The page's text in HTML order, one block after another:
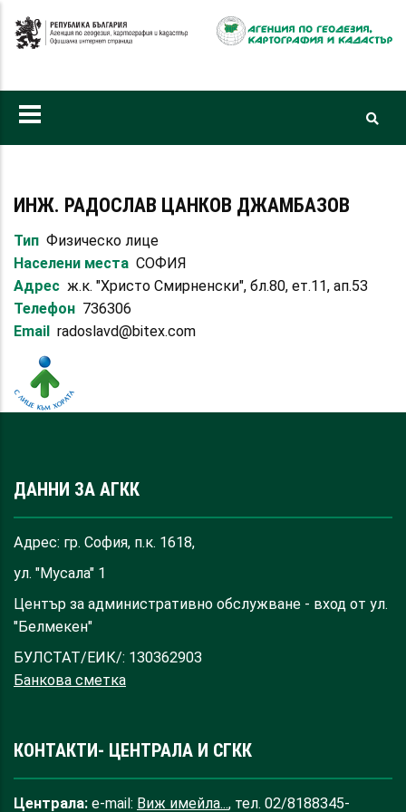
към
ИНЖ. РАДОСЛАВ ЦАНКОВ ДЖАМБАЗОВ
Тип Физическо лице
Населени места СОФИЯ
Адрес ж.к. "Христо Смирненски", бл.80, ет.11, ап.53
Телефон 736306
Email
radoslavd@bitex.com
ДАННИ ЗА АГКК
Адрес: гр. София, п.к. 1618,
ул. "Мусала" 1
Център за административно обслужване - вход от ул.
"Белмекен"
БУЛСТАТ/ЕИК/: 130362903
Банкова сметка
КОНТАКТИ- ЦЕНТРАЛА И СГКК
Централа: e-mail: Виж имейла..., тел. 02/8188345-